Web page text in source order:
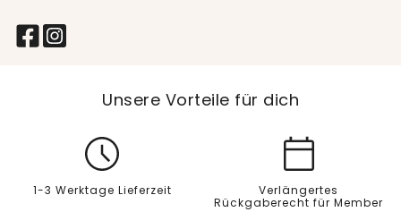
Unsere Vorteile für dich
1-3 Werktage Lieferzeit
Verlängertes
Rückgaberecht für Member